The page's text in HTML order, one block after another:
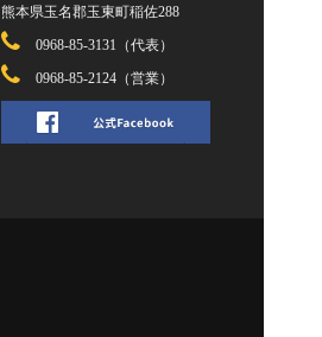
熊本県玉名郡玉東町稲佐288
0968-85-3131（代表）
0968-85-2124（営業）